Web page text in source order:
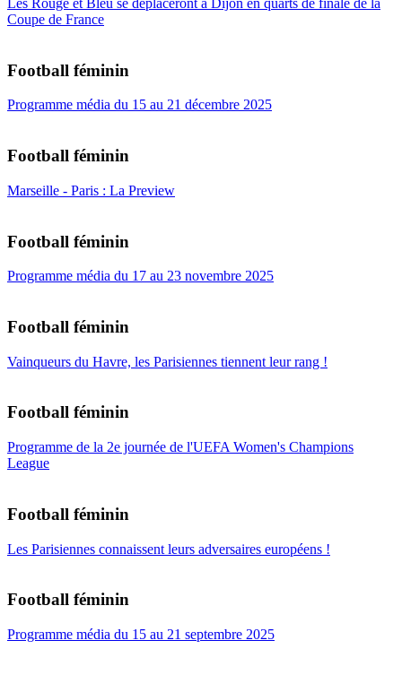
Les Rouge et Bleu se déplaceront à Dijon en quarts de finale de la
Coupe de France
Football féminin
Programme média du 15 au 21 décembre 2025
Football féminin
Marseille - Paris : La Preview
Football féminin
Programme média du 17 au 23 novembre 2025
Football féminin
Vainqueurs du Havre, les Parisiennes tiennent leur rang !
Football féminin
Programme de la 2e journée de l'UEFA Women's Champions
League
Football féminin
Les Parisiennes connaissent leurs adversaires européens !
Football féminin
Programme média du 15 au 21 septembre 2025